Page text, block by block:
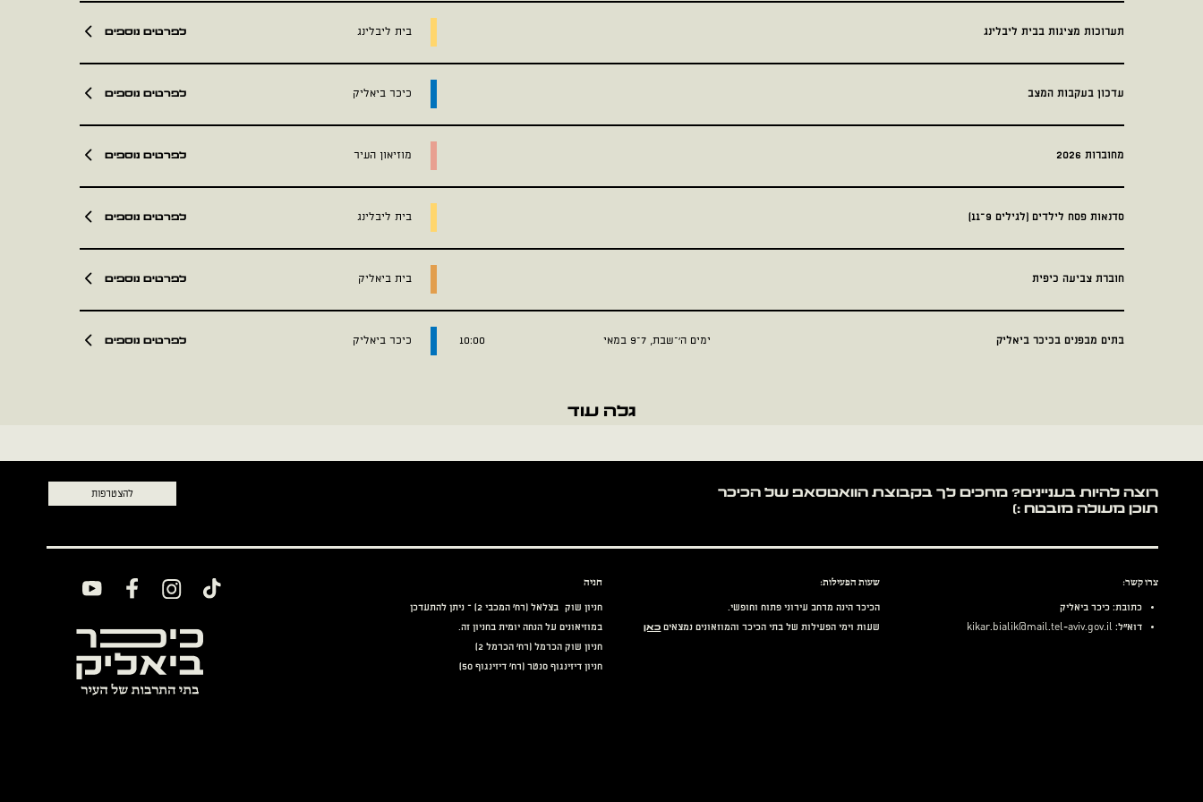
תערוכות מציגות בבית ליבלינג בית ליבלינג לפרטים נוספים
עדכון בעקבות המצב כיכר ביאליק לפרטים נוספים
מחוברות 2026 מוזיאון העיר לפרטים נוספים
סדנאות פסח לילדים (לגילים 9–11) בית ליבלינג לפרטים נוספים
חוברת צביעה כיפית בית ביאליק לפרטים נוספים
בתים מבפנים בכיכר ביאליק ימים ה׳–שבת, 7–9 במאי 10:00 כיכר ביאליק לפרטים נוספים
גלה עוד
תוכן מעולה מובטח :)
להצטרפות
צרו קשר:
כתובת: כיכר ביאליק
דוא״ל: kikar.bialik@mail.tel-aviv.gov.il
שעות הפעילות:
הכיכר הינה מרחב עירוני פתוח וחופשי.
שעות וימי הפעילות של בתי הכיכר והמוזאונים נמצאים כאן
חניה
חניון שוק בצלאל (רח' המכבי 2) – ניתן להתעדכן
במוזיאונים על הנחה יומית בחניון זה.
חניון שוק הכרמל (רח' הכרמל 2)
חניון דיזינגוף סנטר (רח' דיזינגוף 50)